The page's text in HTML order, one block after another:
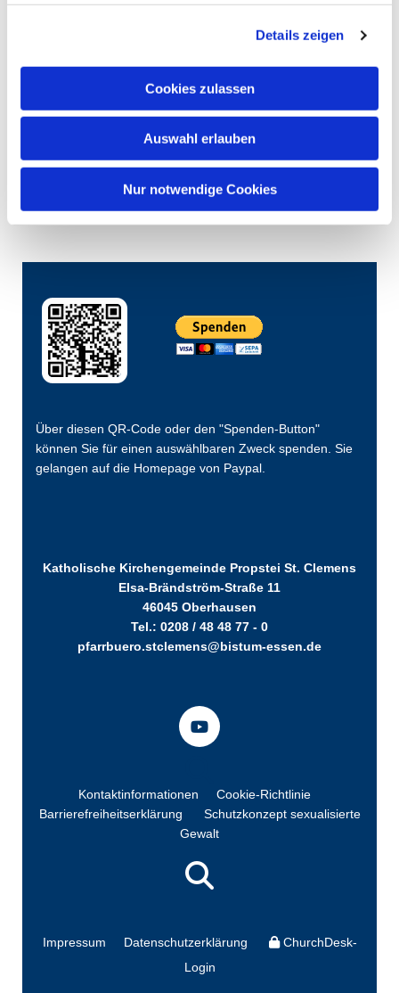
Details zeigen
Cookies zulassen
Auswahl erlauben
Nur notwendige Cookies
Über diesen QR-Code oder den "Spenden-Button"
können Sie für einen auswählbaren Zweck spenden. Sie
gelangen auf die Homepage von Paypal.
Katholische Kirchengemeinde Propstei St. Clemens
Elsa-Brändström-Straße 11
46045 Oberhausen
Tel.: 0208 / 48 48 77 - 0
pfarrbuero.stclemens@bistum-essen.de
Kontaktinformationen
Cookie-Richtlinie
Barrierefreiheitserklärung
Schutzkonzept sexualisierte
Gewalt
Impressum Datenschutzerklärung
ChurchDesk-
Login